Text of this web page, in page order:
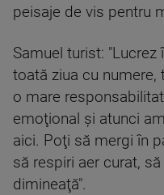
peisaje de vis pentru
Samuel turist:
toată ziua cu numere,
o mare
emoţional şi atunci
aici. Poţi să mergi în
să respiri aer curat,
dimineaţă".